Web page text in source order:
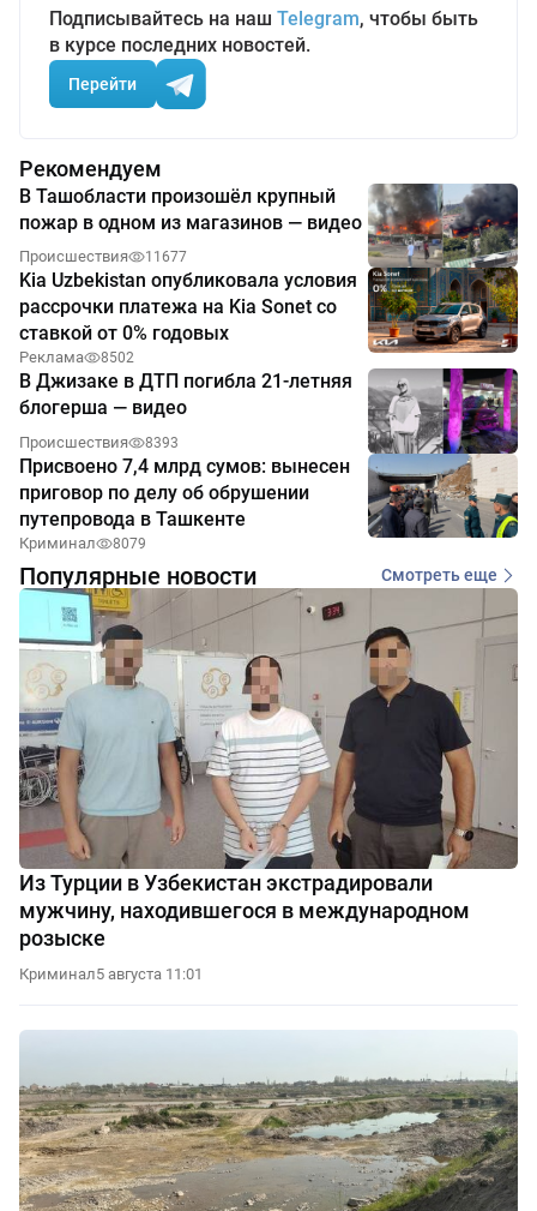
Подписывайтесь на наш Telegram, чтобы быть
в курсе последних новостей.
Перейти
Рекомендуем
В Ташобласти произошёл крупный
пожар в одном из магазинов — видео
Происшествия 11677
Kia Uzbekistan опубликовала условия
рассрочки платежа на Kia Sonet со
ставкой от 0% годовых
Реклама 8502
В Джизаке в ДТП погибла 21-летняя
блогерша — видео
Происшествия 8393
Присвоено 7,4 млрд сумов: вынесен
приговор по делу об обрушении
путепровода в Ташкенте
Криминал 8079
Популярные новости Смотреть еще
Из Турции в Узбекистан экстрадировали
мужчину, находившегося в международном
розыске
Криминал5 августа 11:01